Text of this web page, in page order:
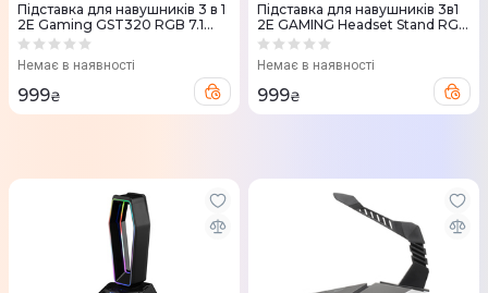
Підставка для навушників 3 в 1
2E Gaming GST320 RGB 7.1
USB (Black) 2E-GST320UB
Немає в наявності
999₴
Підставка для навушників 3в1
2E GAMING Headset Stand RGB
USB (Black) 2E-GST310UB
Немає в наявності
999₴